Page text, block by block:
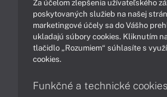
Technológie
Obsah
Možnosti
Podpora a servis
Servisné služby
Za účelom zlepšenia užívateľského
poskytovaných služieb na našej
marketingové účely sa do Vášho
ukladajú súbory cookies. Kliknutím
tlačidlo „Rozumiem“ súhlasíte s
cookies.
Funkčné a technické cookies